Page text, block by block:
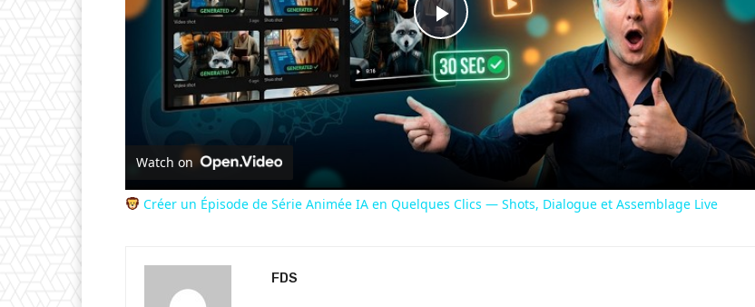
Play
Video
Watch on
Créer un Épisode de Série Animée IA en Quelques Clics — Shots, Dialogue et Assemblage Live
FDS